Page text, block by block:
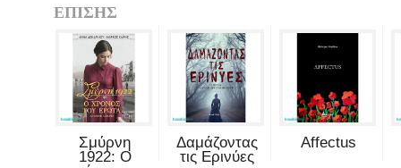
ΕΠΙΣΗΣ
Σμύρνη
1922: Ο
Δαμάζοντας
τις Ερινύες
Affectus